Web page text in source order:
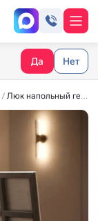
Да Нет
Люк напольный герметичный СТАНДАРТ-М 2800*700